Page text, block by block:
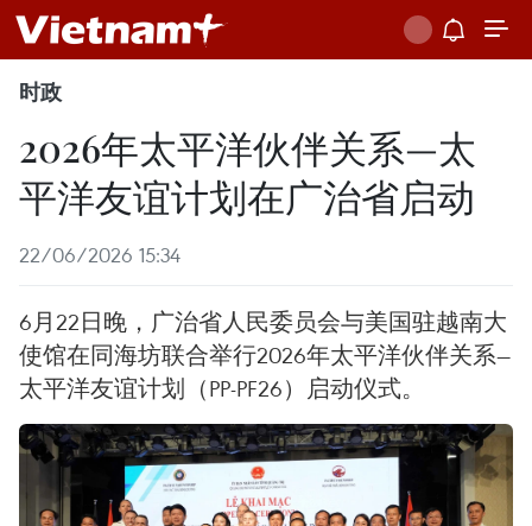
时政
2026年太平洋伙伴关系—太
平洋友谊计划在广治省启动
22/06/2026 15:34
6月22日晚，广治省人民委员会与美国驻越南大
使馆在同海坊联合举行2026年太平洋伙伴关系—
太平洋友谊计划（PP-PF26）启动仪式。